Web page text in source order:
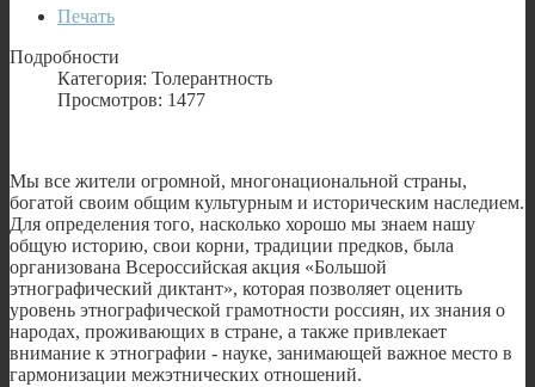
Печать
Подробности
Категория: Толерантность
Просмотров: 1477
Мы все жители огромной, многонациональной страны,
богатой своим общим культурным и историческим наследием.
Для определения того, насколько хорошо мы знаем нашу
общую историю, свои корни, традиции предков, была
организована Всероссийская акция «Большой
этнографический диктант», которая позволяет оценить
уровень этнографической грамотности россиян, их знания о
народах, проживающих в стране, а также привлекает
внимание к этнографии - науке, занимающей важное место в
гармонизации межэтнических отношений.